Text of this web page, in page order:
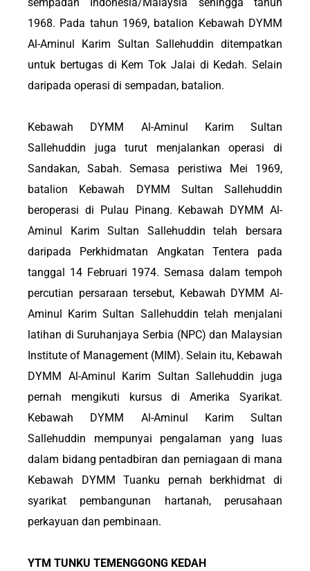
1968. Pada tahun 1969, batalion Kebawah DYMM
Al-Aminul Karim Sultan Sallehuddin ditempatkan
untuk bertugas di Kem Tok Jalai di Kedah. Selain
daripada operasi di sempadan, batalion.
Kebawah DYMM Al-Aminul Karim Sultan
Sallehuddin juga turut menjalankan operasi di
Sandakan, Sabah. Semasa peristiwa Mei 1969,
batalion Kebawah DYMM Sultan Sallehuddin
beroperasi di Pulau Pinang. Kebawah DYMM Al-
Aminul Karim Sultan Sallehuddin telah bersara
daripada Perkhidmatan Angkatan Tentera pada
tanggal 14 Februari 1974. Semasa dalam tempoh
percutian persaraan tersebut, Kebawah DYMM Al-
Aminul Karim Sultan Sallehuddin telah menjalani
latihan di Suruhanjaya Serbia (NPC) dan Malaysian
Institute of Management (MIM). Selain itu, Kebawah
DYMM Al-Aminul Karim Sultan Sallehuddin juga
pernah mengikuti kursus di Amerika Syarikat.
Kebawah DYMM Al-Aminul Karim Sultan
Sallehuddin mempunyai pengalaman yang luas
dalam bidang pentadbiran dan perniagaan di mana
Kebawah DYMM Tuanku pernah berkhidmat di
syarikat pembangunan hartanah, perusahaan
perkayuan dan pembinaan.
YTM TUNKU TEMENGGONG KEDAH